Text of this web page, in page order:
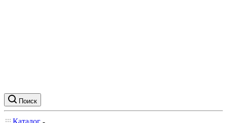
Поиск
Каталог